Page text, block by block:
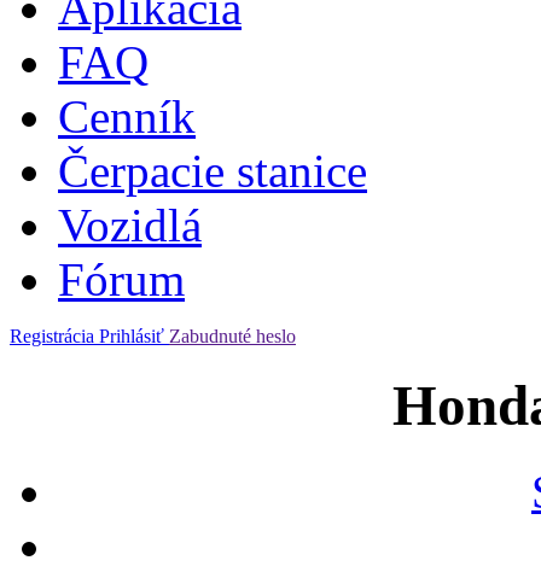
FAQ
Cenník
Čerpacie stanice
Vozidlá
Fórum
Registrácia Prihlásiť Zabudnuté heslo